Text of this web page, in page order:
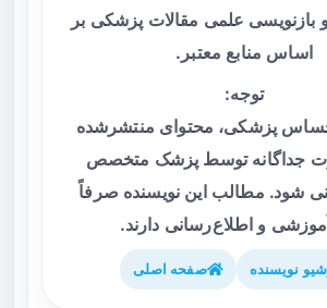
بازنویسی علمی مقالات پزشکی بر
اساس منابع معتبر.
توجه:
پزشکی، محتوای منتشرشده
جداگانه توسط پزشک متخصص
شود. مطالب این نویسنده صرفاً
و اطلاع‌رسانی دارند.
نویسنده صفحه اصلی